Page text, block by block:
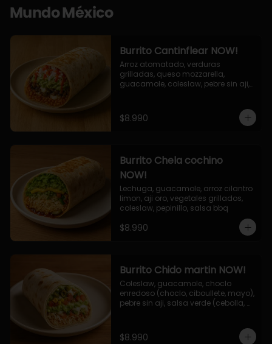
Mundo México
Burrito Cantinflear NOW!
Arroz atomatado, verduras
grilladas, queso mozzarella,
guacamole, coleslaw, pebre sin aji,
$8.990
Burrito Chela cochino
NOW!
Lechuga, guacamole, arroz cilantro
limon, aji oro, vegetales grillados,
coleslaw, pepinillo, salsa bbq
$8.990
Burrito Chido martin NOW!
Coleslaw, guacamole, choclo
enredoso (choclo, ciboullete, mayo),
pebre sin aji, salsa verde (cebolla,
$8.990